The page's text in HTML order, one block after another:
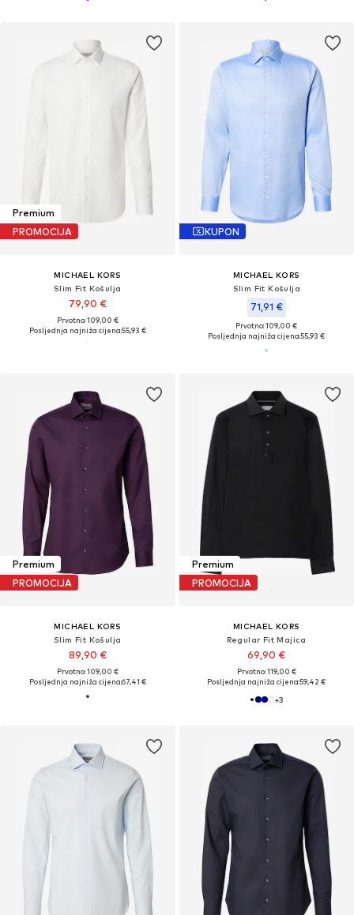
Premium
PROMOCIJA
MICHAEL KORS
Slim Fit Košulja
79,90 €
Prvotno: 109,00 €
Posljednja najniža cijena:55,93 €
KUPON
MICHAEL KORS
Slim Fit Košulja
71,91 €
Prvotno: 109,00 €
Posljednja najniža cijena:55,93 €
Premium
PROMOCIJA
MICHAEL KORS
Slim Fit Košulja
89,90 €
Prvotno: 109,00 €
Posljednja najniža cijena:67,41 €
Premium
PROMOCIJA
MICHAEL KORS
Regular Fit Majica
69,90 €
Prvotno: 119,00 €
Posljednja najniža cijena:59,42 €
+3